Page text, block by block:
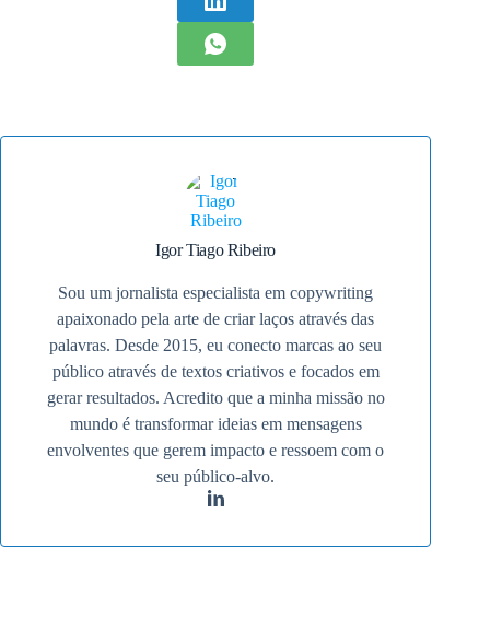
Igor Tiago Ribeiro
Sou um jornalista especialista em copywriting
apaixonado pela arte de criar laços através das
palavras. Desde 2015, eu conecto marcas ao seu
público através de textos criativos e focados em
gerar resultados. Acredito que a minha missão no
mundo é transformar ideias em mensagens
envolventes que gerem impacto e ressoem com o
seu público-alvo.